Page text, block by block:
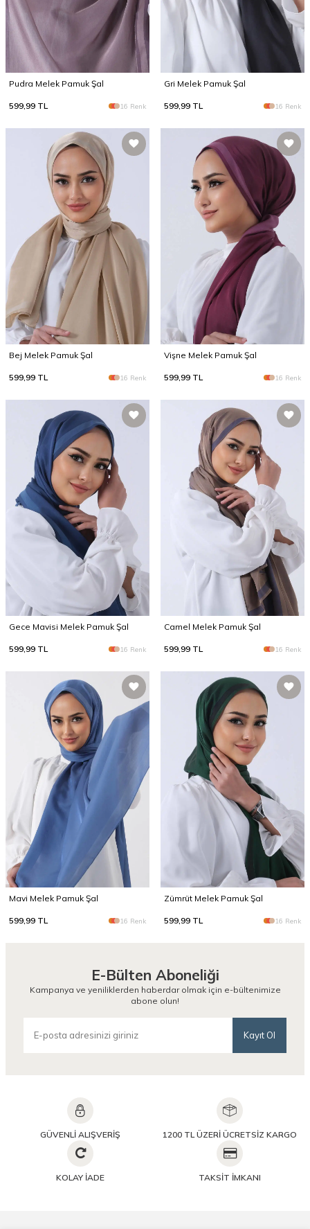
Pudra Melek Pamuk Şal
599,99 TL 16 Renk
Gri Melek Pamuk Şal
599,99 TL 16 Renk
Bej Melek Pamuk Şal
599,99 TL 16 Renk
Vişne Melek Pamuk Şal
599,99 TL 16 Renk
Gece Mavisi Melek Pamuk Şal
599,99 TL 16 Renk
Camel Melek Pamuk Şal
599,99 TL 16 Renk
Mavi Melek Pamuk Şal
599,99 TL 16 Renk
Zümrüt Melek Pamuk Şal
599,99 TL 16 Renk
E-Bülten Aboneliği
Kampanya ve yeniliklerden haberdar olmak için e-bültenimize
abone olun!
Kayıt Ol
GÜVENLİ ALIŞVERİŞ 1200 TL ÜZERİ ÜCRETSİZ KARGO
KOLAY İADE TAKSİT İMKANI